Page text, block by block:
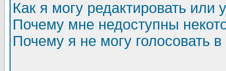
Как я могу редактировать или
Почему мне недоступны
Почему я не могу голосовать